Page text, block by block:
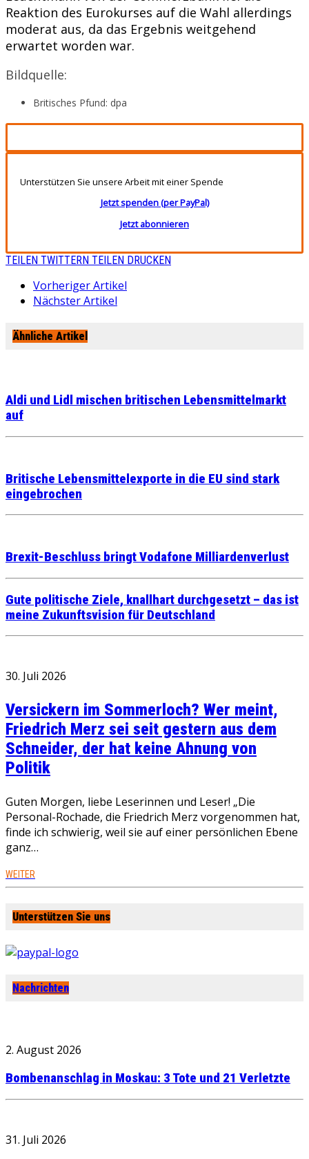
Reaktion des Eurokurses auf die Wahl allerdings
moderat aus, da das Ergebnis weitgehend
erwartet worden war.
Bildquelle:
Britisches Pfund: dpa
Unterstützen Sie unsere Arbeit mit einer Spende
Jetzt spenden (per PayPal)
Jetzt abonnieren
TEILEN TWITTERN TEILEN DRUCKEN
Vorheriger Artikel
Nächster Artikel
Ähnliche Artikel
Aldi und Lidl mischen britischen Lebensmittelmarkt
auf
Britische Lebensmittelexporte in die EU sind stark
eingebrochen
Brexit-Beschluss bringt Vodafone Milliardenverlust
Gute politische Ziele, knallhart durchgesetzt – das ist
meine Zukunftsvision für Deutschland
30. Juli 2026
Versickern im Sommerloch? Wer meint,
Friedrich Merz sei seit gestern aus dem
Schneider, der hat keine Ahnung von
Politik
Guten Morgen, liebe Leserinnen und Leser! „Die
Personal-Rochade, die Friedrich Merz vorgenommen hat,
finde ich schwierig, weil sie auf einer persönlichen Ebene
ganz…
WEITER
Unterstützen Sie uns
Nachrichten
2. August 2026
Bombenanschlag in Moskau: 3 Tote und 21 Verletzte
31. Juli 2026